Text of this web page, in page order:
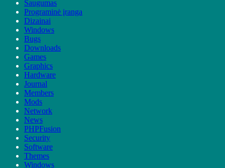
Saugumas
Programinė įranga
Dizainai
Windows
Bugs
Downloads
Games
Graphics
Hardware
Journal
Members
Mods
Network
News
PHPFusion
Security
Software
Themes
Windows